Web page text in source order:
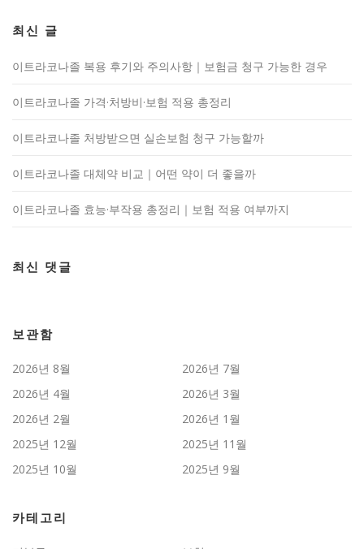
최신 글
이트라코나졸 복용 후기와 주의사항｜보험금 청구 가능한 경우
이트라코나졸 가격·처방비·보험 적용 총정리
이트라코나졸 처방받으면 실손보험 청구 가능할까
이트라코나졸 대체약 비교｜어떤 약이 더 좋을까
이트라코나졸 효능·부작용 총정리｜보험 적용 여부까지
최신 댓글
보관함
2026년 8월
2026년 7월
2026년 4월
2026년 3월
2026년 2월
2026년 1월
2025년 12월
2025년 11월
2025년 10월
2025년 9월
카테고리